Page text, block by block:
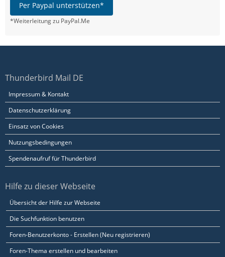
Per Paypal unterstützen*
*Weiterleitung zu PayPal.Me
Thunderbird Mail DE
Impressum & Kontakt
Datenschutzerklärung
Einsatz von Cookies
Nutzungsbedingungen
Spendenaufruf für Thunderbird
Hilfe zu dieser Webseite
Übersicht der Hilfe zur Webseite
Die Suchfunktion benutzen
Foren-Benutzerkonto - Erstellen (Neu registrieren)
Foren-Thema erstellen und bearbeiten